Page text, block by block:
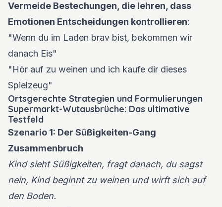
Vermeide Bestechungen, die lehren, dass
Emotionen Entscheidungen kontrollieren:
"Wenn du im Laden brav bist, bekommen wir
danach Eis"
"Hör auf zu weinen und ich kaufe dir dieses
Spielzeug"
Ortsgerechte Strategien und Formulierungen
Supermarkt-Wutausbrüche: Das ultimative
Testfeld
Szenario 1: Der Süßigkeiten-Gang
Zusammenbruch
Kind sieht Süßigkeiten, fragt danach, du sagst
nein, Kind beginnt zu weinen und wirft sich auf
den Boden.